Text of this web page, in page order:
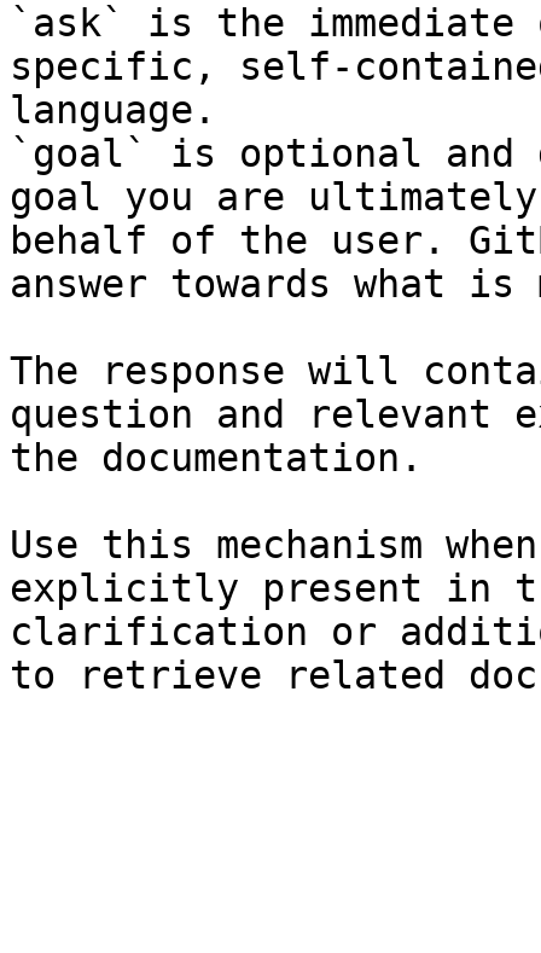
`ask` is the
specific, self-
language.
`goal` is optional and
goal you are
behalf of the user.
answer towards what
The response will
question and relevant
the documentation.
Use this mechanism
explicitly present in
clarification or